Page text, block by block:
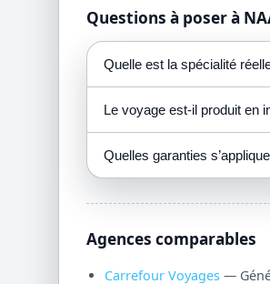
Questions à poser à
Quelle est la spécialité
Le voyage est-il produit en
Quelles garanties
Agences comparables
Carrefour Voyages—